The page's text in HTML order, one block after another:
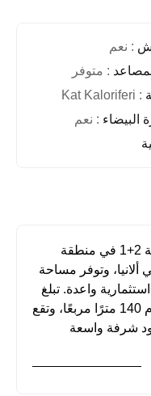
: نعم
: متوفر
: Kat Kaloriferi
البيضاء : نعم
تقع هذه الشقة الدوبلكس المفروشة 2+1 في منطقة
وتوفر مساحة
واعدة. تبلغ
المساحة الإجمالية القابلة للاستخدام 140 مترًا مربعًا، وتقع
شرفة واسعة